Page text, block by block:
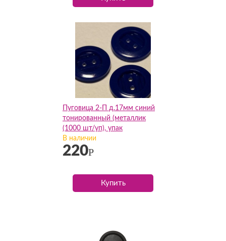
Пуговица 2-П д.17мм синий
тонированный (металлик
(1000 шт/уп), упак
В наличии
220Р
Купить